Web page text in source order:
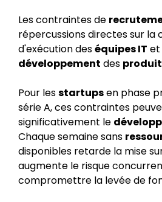
Les contraintes de
répercussions directes sur la
d'exécution deséquipes IT et
développement des
Pour lesstartupsen phase
série A, ces contraintes
significativement le
Chaque semaine sans
disponibles retarde la mise
augmente le risque
compromettre la levée de